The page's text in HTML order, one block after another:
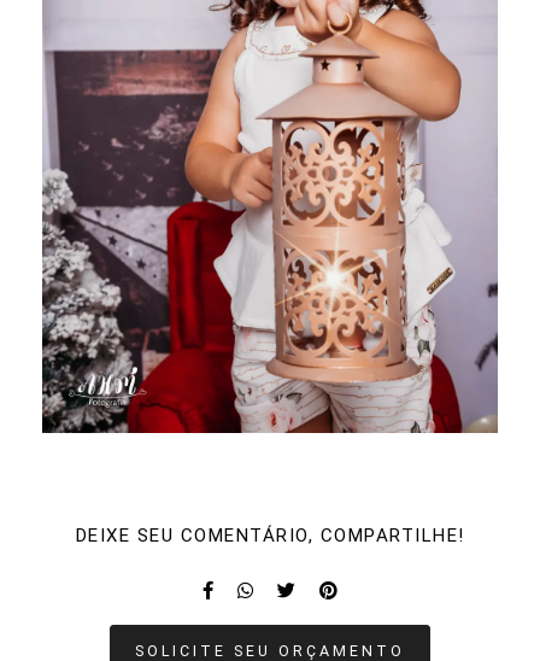
DEIXE SEU COMENTÁRIO, COMPARTILHE!
SOLICITE SEU ORÇAMENTO